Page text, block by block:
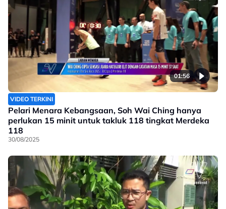
01:56
VIDEO TERKINI
Pelari Menara Kebangsaan, Soh Wai Ching hanya
perlukan 15 minit untuk takluk 118 tingkat Merdeka
118
30/08/2025